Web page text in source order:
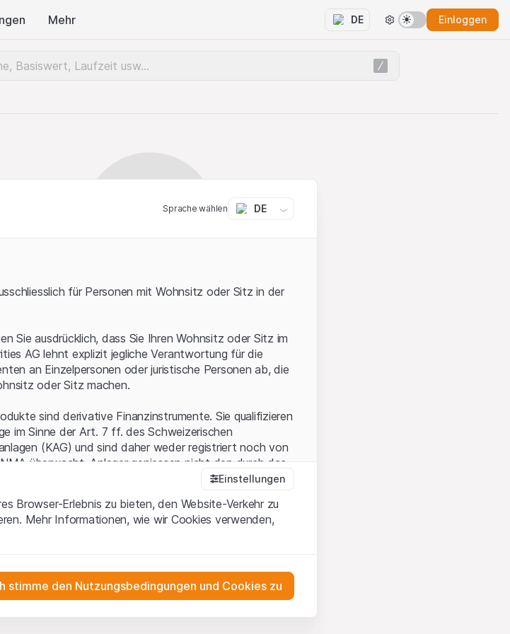
Mehr DE Einloggen
Sprache wählen DE
für Personen mit Wohnsitz oder Sitz in der
Sie ausdrücklich, dass Sie Ihren Wohnsitz oder Sitz im
AG lehnt explizit jegliche Verantwortung für die
an Einzelpersonen oder juristische Personen ab, die
oder Sitz machen.
sind derivative Finanzinstrumente. Sie qualifizieren
im Sinne der Art. 7 ff. des Schweizerischen
(KAG) und sind daher weder registriert noch von
überwacht. Anleger geniessen nicht den durch das
Informationen
Securities AG (die "Website") erklären Sie, dass Sie die
und
Design¬ und Markenrechte) an dem auf der
Einstellungen
Browser-Erlebnis zu bieten, den Website-Verkehr zu
Mehr Informationen, wie wir Cookies verwenden,
können nicht deaktiviert werden.
stimme den Nutzungsbedingungen und Cookies zu